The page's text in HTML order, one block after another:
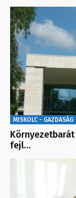
MISKOLC - GAZDASÁG
fejl…